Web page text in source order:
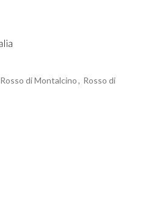
Rosso di Montalcino, Rosso di